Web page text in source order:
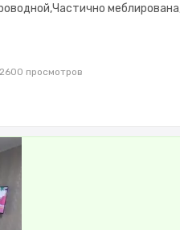
двор
2600 просмотров